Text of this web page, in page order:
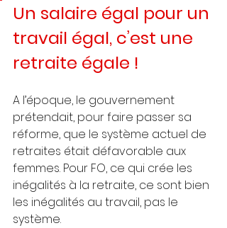
Un salaire égal pour un
travail égal, c’est une
retraite égale !
A l’époque, le gouvernement
prétendait, pour faire passer sa
réforme, que le système actuel de
retraites était défavorable aux
femmes. Pour FO, ce qui crée les
inégalités à la retraite, ce sont bien
les inégalités au travail, pas le
système.